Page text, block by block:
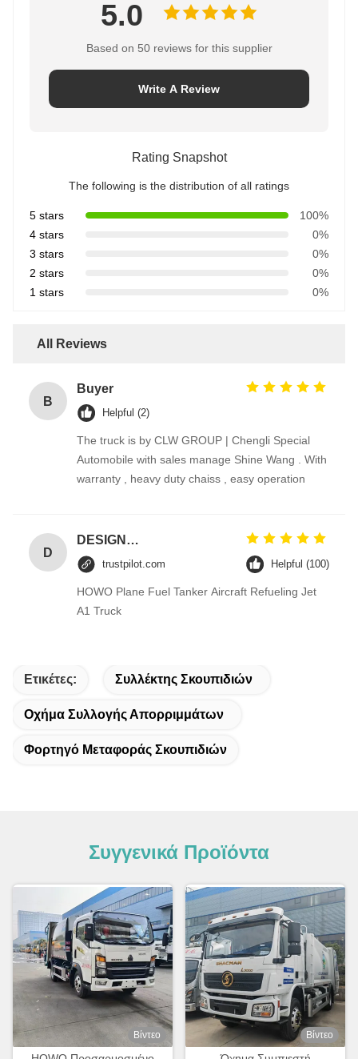
5.0
Based on 50 reviews for this supplier
Write A Review
Rating Snapshot
The following is the distribution of all ratings
5 stars
100%
4 stars
0%
3 stars
0%
2 stars
0%
1 stars
0%
All Reviews
B
Buyer
Helpful (2)
The truck is by CLW GROUP | Chengli Special
Automobile with sales manage Shine Wang . With
warranty , heavy duty chaiss , easy operation
D
DESIGNER CODE
trustpilot.com Helpful (100)
HOWO Plane Fuel Tanker Aircraft Refueling Jet
A1 Truck
Ετικέτες: Συλλέκτης Σκουπιδιών
Οχήμα Συλλογής Απορριμμάτων
Φορτηγό Μεταφοράς Σκουπιδιών
Συγγενικά Προϊόντα
Βίντεο Βίντεο